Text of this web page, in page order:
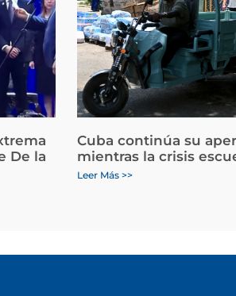
De la
Cuba continúa su
mientras la crisis
Leer Más >>